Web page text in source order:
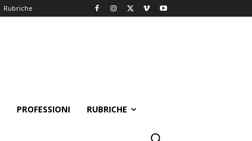
Rubriche
PROFESSIONI RUBRICHE